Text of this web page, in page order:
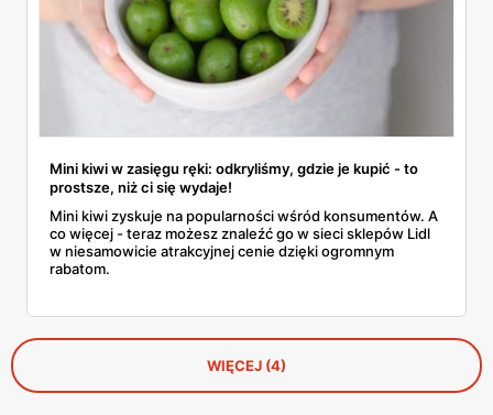
Mini kiwi w zasięgu ręki: odkryliśmy, gdzie je kupić - to
prostsze, niż ci się wydaje!
Mini kiwi zyskuje na popularności wśród konsumentów. A
co więcej - teraz możesz znaleźć go w sieci sklepów Lidl
w niesamowicie atrakcyjnej cenie dzięki ogromnym
rabatom.
WIĘCEJ (4)